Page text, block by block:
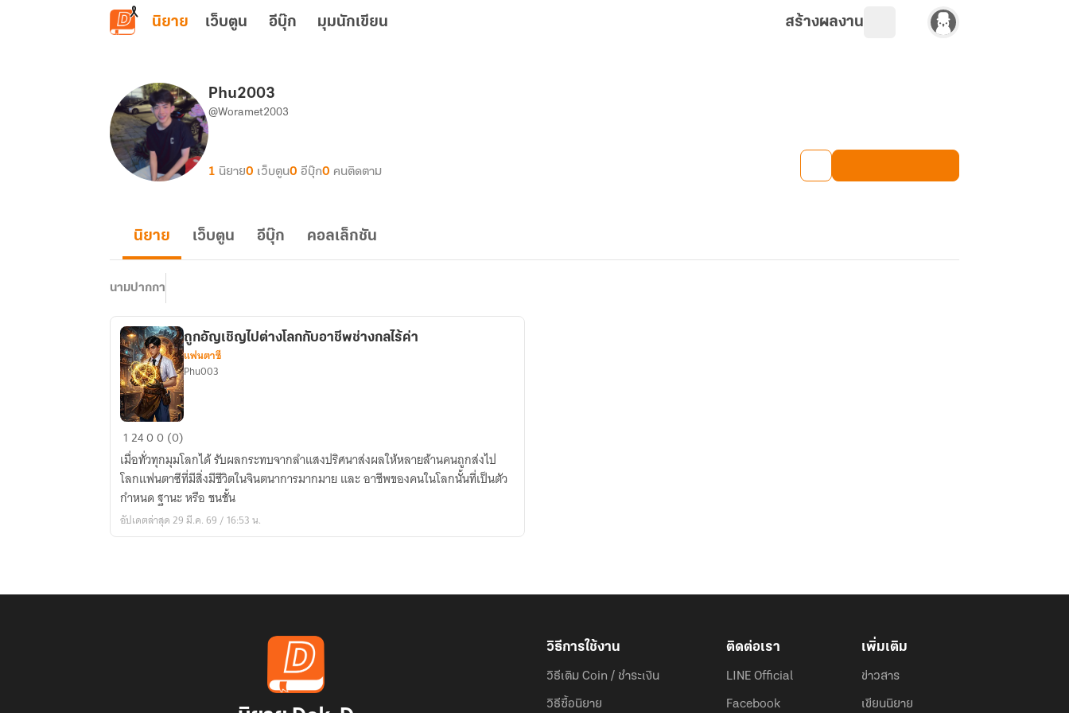
ข้ามไปยังเนื้อหาหลัก
นิยาย เว็บตูน อีบุ๊ก มุมนักเขียน สร้างผลงาน
Phu2003
@Woramet2003
1 นิยาย0 เว็บตูน0 อีบุ๊ก0 คนติดตาม
นิยาย เว็บตูน อีบุ๊ก คอลเล็กชัน
นามปากกา
ถูก
อัญเชิญ
ไป
ต่าง
โลก
กับ
ถูกอัญเชิญไปต่างโลกกับอาชีพช่างกลไร้ค่า
แฟนตาซี
Phu003
12400 (0)
เมื่อทั่วทุกมุมโลกได้ รับผลกระทบจากลำแสงปริศนาส่งผลให้หลายล้านคนถูกส่งไป
โลกแฟนตาซีที่มีสิ่งมีชีวิตในจินตนาการมากมาย และ อาชีพของคนในโลกนั้นที่เป็นตัว
กำหนด ฐานะ หรือ ชนชั้น
อัปเดตล่าสุด 29 มี.ค. 69 / 16:53 น.
วิธีการใช้งาน
วิธีเติม Coin / ชำระเงิน
วิธีซื้อนิยาย
ติดต่อเรา
LINE Official
Facebook
เพิ่มเติม
ข่าวสาร
เขียนนิยาย